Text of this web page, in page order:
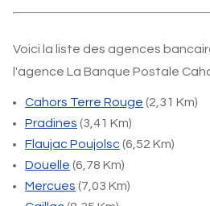
Voici la liste des agences
l'agence La Banque Postale
Cahors Terre Rouge (2,31 Km)
Pradines (3,41 Km)
Flaujac Poujolsc(6,52 Km)
Douelle (6,78 Km)
Mercues (7,03 Km)